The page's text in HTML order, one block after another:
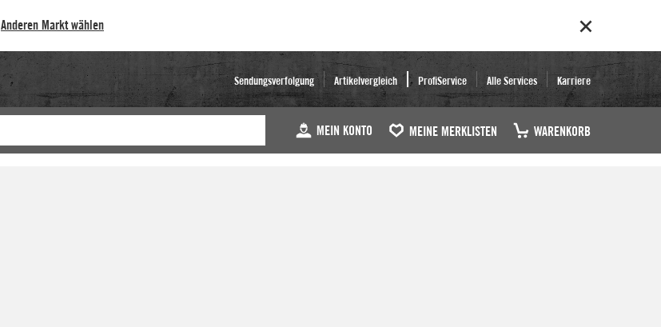
Anderen Markt wählen
Sendungsverfolgung Artikelvergleich ProfiService Alle Services Karriere
MEIN KONTO MEINE MERKLISTEN WARENKORB